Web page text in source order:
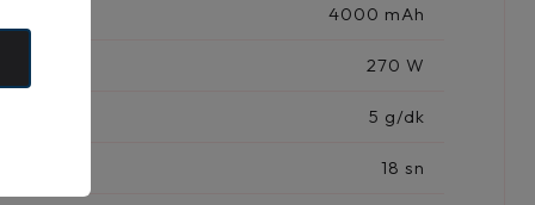
4000 mAh
270 W
5 g/dk
18 sn